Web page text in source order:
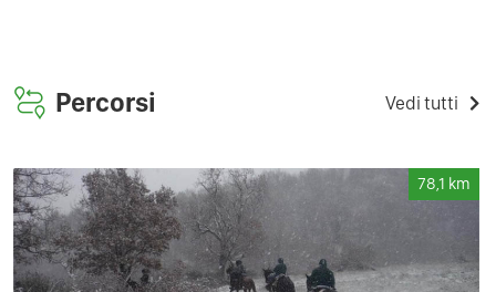
Percorsi Vedi tutti
78,1 km